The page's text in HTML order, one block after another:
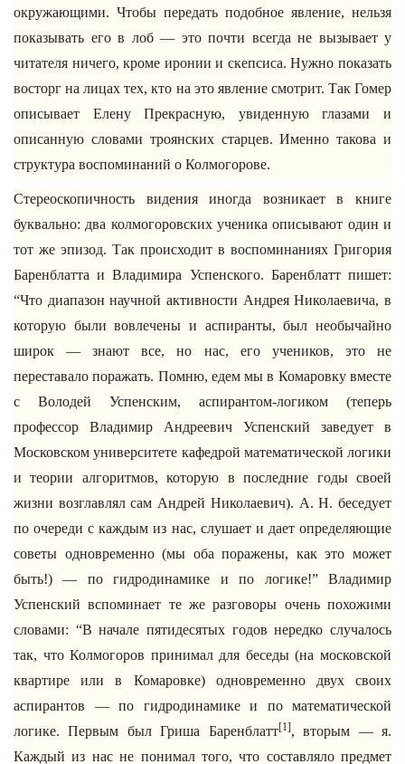
окружающими. Чтобы передать подобное явление, нельзя
показывать его в лоб — это почти всегда не вызывает у
читателя ничего, кроме иронии и скепсиса. Нужно показать
восторг на лицах тех, кто на это явление смотрит. Так Гомер
описывает Елену Прекрасную, увиденную глазами и
описанную словами троянских старцев. Именно такова и
структура воспоминаний о Колмогорове.
Стереоскопичность видения иногда возникает в книге
буквально: два колмогоровских ученика описывают один и
тот же эпизод. Так происходит в воспоминаниях Григория
Баренблатта и Владимира Успенского. Баренблатт пишет:
“Что диапазон научной активности Андрея Николаевича, в
которую были вовлечены и аспиранты, был необычайно
широк — знают все, но нас, его учеников, это не
переставало поражать. Помню, едем мы в Комаровку вместе
с Володей Успенским, аспирантом-логиком (теперь
профессор Владимир Андреевич Успенский заведует в
Московском университете кафедрой математической логики
и теории алгоритмов, которую в последние годы своей
жизни возглавлял сам Андрей Николаевич). А. Н. беседует
по очереди с каждым из нас, слушает и дает определяющие
советы одновременно (мы оба поражены, как это может
быть!) — по гидродинамике и по логике!” Владимир
Успенский вспоминает те же разговоры очень похожими
словами: “В начале пятидесятых годов нередко случалось
так, что Колмогоров принимал для беседы (на московской
квартире или в Комаровке) одновременно двух своих
аспирантов — по гидродинамике и по математической
логике. Первым был Гриша Баренблатт[1], вторым — я.
Каждый из нас не понимал того, что составляло предмет